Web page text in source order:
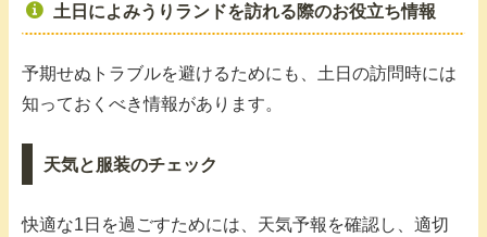
土日によみうりランドを訪れる際のお役立ち情報
予期せぬトラブルを避けるためにも、土日の訪問時には
知っておくべき情報があります。
天気と服装のチェック
快適な1日を過ごすためには、天気予報を確認し、適切